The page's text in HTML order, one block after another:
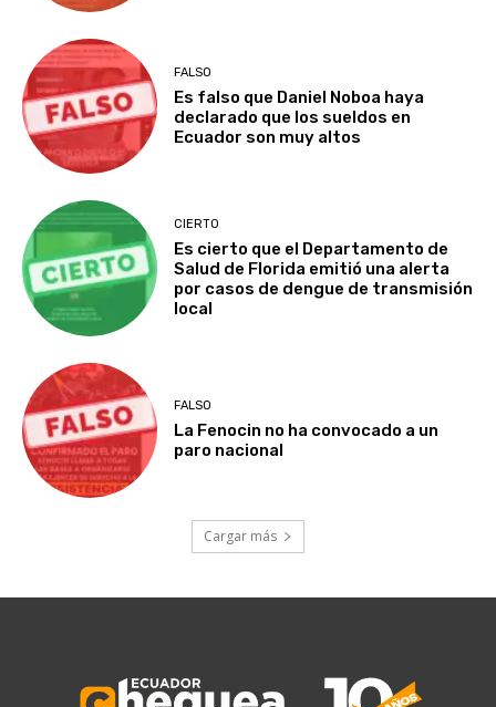
FALSO
Es falso que Daniel Noboa haya
declarado que los sueldos en
Ecuador son muy altos
CIERTO
Es cierto que el Departamento de
Salud de Florida emitió una alerta
por casos de dengue de transmisión
local
FALSO
La Fenocin no ha convocado a un
paro nacional
Cargar más